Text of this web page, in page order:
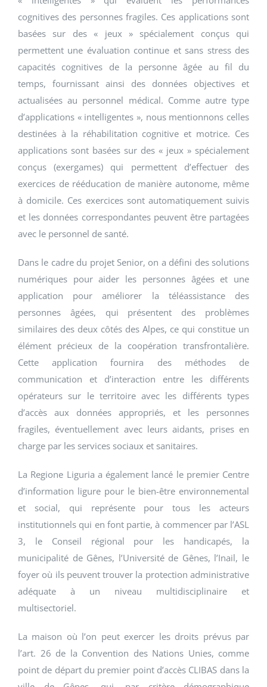
cognitives des personnes fragiles. Ces applications sont
basées sur des « jeux » spécialement conçus qui
permettent une évaluation continue et sans stress des
capacités cognitives de la personne âgée au fil du
temps, fournissant ainsi des données objectives et
actualisées au personnel médical. Comme autre type
d’applications « intelligentes », nous mentionnons celles
destinées à la réhabilitation cognitive et motrice. Ces
applications sont basées sur des « jeux » spécialement
conçus (exergames) qui permettent d’effectuer des
exercices de rééducation de manière autonome, même
à domicile. Ces exercices sont automatiquement suivis
et les données correspondantes peuvent être partagées
avec le personnel de santé.
Dans le cadre du projet Senior, on a défini des solutions
numériques pour aider les personnes âgées et une
application pour améliorer la téléassistance des
personnes âgées, qui présentent des problèmes
similaires des deux côtés des Alpes, ce qui constitue un
élément précieux de la coopération transfrontalière.
Cette application fournira des méthodes de
communication et d’interaction entre les différents
opérateurs sur le territoire avec les différents types
d’accès aux données appropriés, et les personnes
fragiles, éventuellement avec leurs aidants, prises en
charge par les services sociaux et sanitaires.
La Regione Liguria a également lancé le premier Centre
d’information ligure pour le bien-être environnemental
et social, qui représente pour tous les acteurs
institutionnels qui en font partie, à commencer par l’ASL
3, le Conseil régional pour les handicapés, la
municipalité de Gênes, l’Université de Gênes, l’Inail, le
foyer où ils peuvent trouver la protection administrative
adéquate à un niveau multidisciplinaire et
multisectoriel.
La maison où l’on peut exercer les droits prévus par
l’art. 26 de la Convention des Nations Unies, comme
point de départ du premier point d’accès CLIBAS dans la